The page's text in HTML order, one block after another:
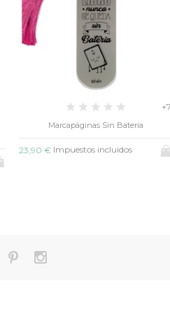
Marcapáginas Sin Bateria
23,90 € Impuestos incluidos